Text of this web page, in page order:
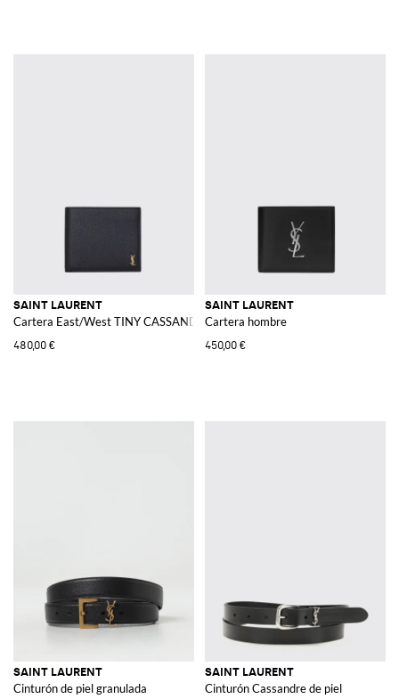
SAINT LAURENT
Cartera East/West TINY CASSANDRE
480,00 €
SAINT LAURENT
Cartera hombre
450,00 €
SAINT LAURENT
Cinturón de piel granulada
SAINT LAURENT
Cinturón Cassandre de piel